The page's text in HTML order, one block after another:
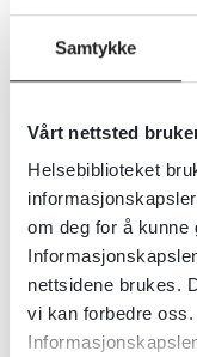
Samtykke
Vårt nettsted
Helsebiblioteket
om deg for å kunne
nettsidene brukes.
vi kan forbedre oss.
Den
Detaljer
ikke
2020